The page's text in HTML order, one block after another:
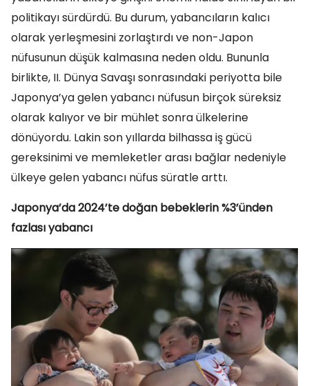
politikayı sürdürdü. Bu durum, yabancıların kalıcı
olarak yerleşmesini zorlaştırdı ve non-Japon
nüfusunun düşük kalmasına neden oldu. Bununla
birlikte, II. Dünya Savaşı sonrasındaki periyotta bile
Japonya’ya gelen yabancı nüfusun birçok süreksiz
olarak kalıyor ve bir mühlet sonra ülkelerine
dönüyordu. Lakin son yıllarda bilhassa iş gücü
gereksinimi ve memleketler arası bağlar nedeniyle
ülkeye gelen yabancı nüfus süratle arttı.
Japonya’da 2024’te doğan bebeklerin %3’ünden
fazlası yabancı